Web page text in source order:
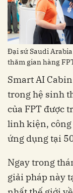
Đại sứ Saudi
thăm gian hàng
trong hệ sinh
của FPT được
linh kiện, công
ứng dụng tại
Ngay trong
giải pháp này